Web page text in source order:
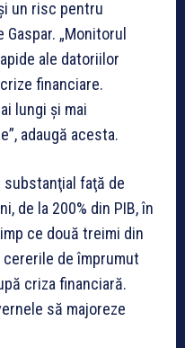
un risc pentru
„Monitorul
ale datoriilor
financiare.
lungi şi mai
adaugă acesta.
faţă de
de la 200% din PIB, în
ce două treimi din
de împrumut
criza financiară.
să majoreze